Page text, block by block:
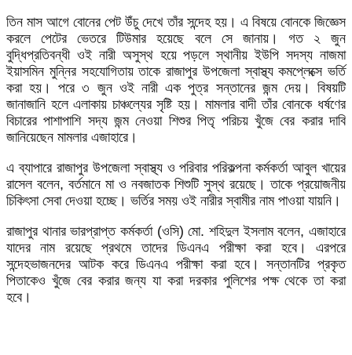
তিন মাস আগে বোনের পেট উঁচু দেখে তাঁর সন্দেহ হয়। এ বিষয়ে বোনকে জিজ্ঞেস
করলে পেটের ভেতরে টিউমার হয়েছে বলে সে জানায়। গত ২ জুন
বুদ্ধিপ্রতিবন্ধী ওই নারী অসুস্থ হয়ে পড়লে স্থানীয় ইউপি সদস্য নাজমা
ইয়াসমিন মুন্নির সহযোগিতায় তাকে রাজাপুর উপজেলা স্বাস্থ্য কমপ্লেক্সে ভর্তি
করা হয়। পরে ৩ জুন ওই নারী এক পুত্র সন্তানের জন্ম দেয়। বিষয়টি
জানাজানি হলে এলাকায় চাঞ্চল্যের সৃষ্টি হয়। মামলার বাদী তাঁর বোনকে ধর্ষণের
বিচারের পাশাপাশি সদ্য জন্ম নেওয়া শিশুর পিতৃ পরিচয় খুঁজে বের করার দাবি
জানিয়েছেন মামলার এজাহারে।
এ ব্যাপারে রাজাপুর উপজেলা স্বাস্থ্য ও পরিবার পরিকল্পনা কর্মকর্তা আবুল খায়ের
রাসেল বলেন, বর্তমানে মা ও নবজাতক শিশুটি সুস্থ রয়েছে। তাকে প্রয়োজনীয়
চিকিৎসা সেবা দেওয়া হচ্ছে। ভর্তির সময় ওই নারীর স্বামীর নাম পাওয়া যায়নি।
রাজাপুর থানার ভারপ্রাপ্ত কর্মকর্তা (ওসি) মো. শহিদুল ইসলাম বলেন, এজাহারে
যাদের নাম রয়েছে প্রথমে তাদের ডিএনএ পরীক্ষা করা হবে। এরপরে
সন্দেহভাজনদের আটক করে ডিএনএ পরীক্ষা করা হবে। সন্তানটির প্রকৃত
পিতাকেও খুঁজে বের করার জন্য যা করা দরকার পুলিশের পক্ষ থেকে তা করা
হবে।